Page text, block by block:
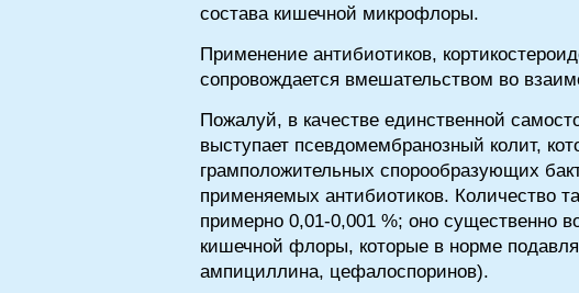
состава кишечной микрофлоры.
Применение антибиотиков,
сопровождается вмешательством во
Пожалуй, в качестве единственной
выступает псевдомембранозный колит,
грамположительных спорообразующих
применяемых антибиотиков. Количество
примерно 0,01-0,001 %; оно существенно
кишечной флоры, которые в норме
ампициллина, цефалоспоринов).